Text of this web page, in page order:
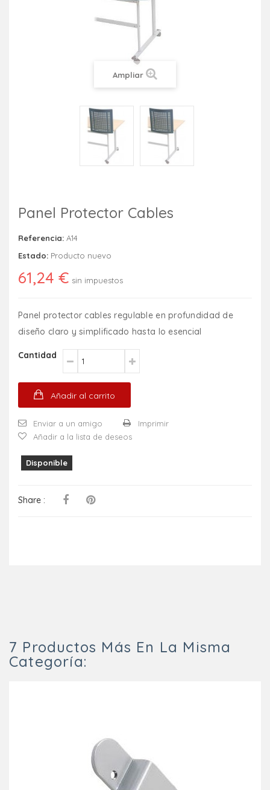
Ampliar
Panel Protector Cables
Referencia: A14
Estado: Producto nuevo
61,24 € sin impuestos
Panel protector cables regulable en profundidad de
diseño claro y simplificado hasta lo esencial
Cantidad
Añadir al carrito
Enviar a un amigo
Imprimir
Añadir a la lista de deseos
Disponible
Share :
7 Productos Más En La Misma
Categoría: